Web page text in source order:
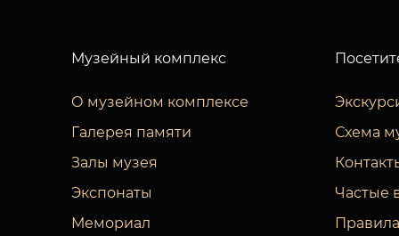
Музейный комплекс
О музейном комплексе
Галерея памяти
Залы музея
Экспонаты
Мемориал
Схема
Частые